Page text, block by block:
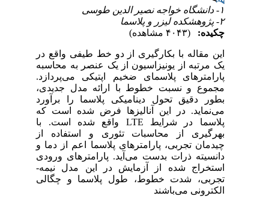
چکیده:
این مقاله با بکارگیری از دو خط طیفی واقع در
یک مرتبه از یونیزاسیون از یک عنصر به محاسبه
پارامترهای پلاسمای ضخیم اپتیکی می‌پردازد.
مجموع و نسبت خطوط با ارائه مدل جدیدی،
بطور دقیق تحول دینامیکی پلاسما را برآورد
می‌نماید. در این آنالیزها فرض شده است که
پلاسما در شرایط LTE واقع شده است. با
بهرگیری از محاسبات تئوری و استفاده از
چیدمان تجربی، پارامترهای پلاسما اعم از دما و
دانسیته ذرات بدست می‌آید. پارامترهای ورودی
استخراج شده از آزمایش در این مدل نیمه-
تجربی، شدت خطوط، طول پلاسما و چگالی
الکترونی می‌باشند